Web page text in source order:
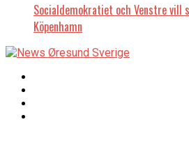
Socialdemokratiet och Venstre vill
Köpenhamn